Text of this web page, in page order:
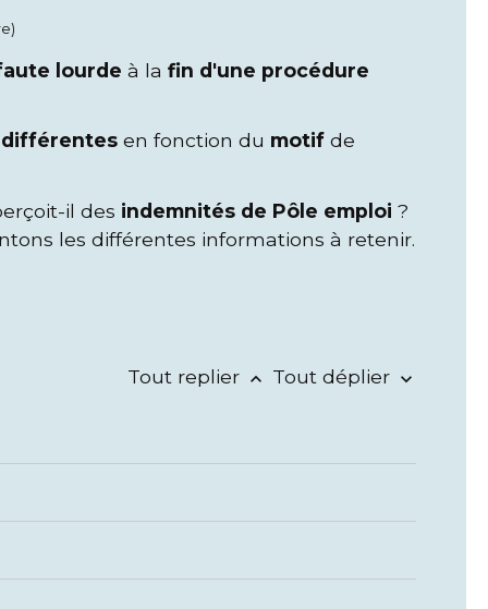
lourde à la fin d'une procédure
différentes en fonction du motif de
il des indemnités de Pôle emploi ?
les différentes informations à retenir.
Tout replier keyboard_arrow_up Tout déplier keyboard_arrow_down